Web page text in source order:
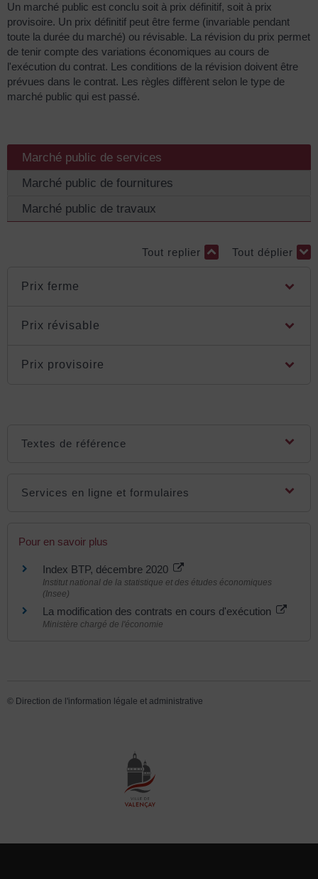
Un marché public est conclu soit à prix définitif, soit à prix
provisoire. Un prix définitif peut être ferme (invariable pendant
toute la durée du marché) ou révisable. La révision du prix permet
de tenir compte des variations économiques au cours de
l'exécution du contrat. Les conditions de la révision doivent être
prévues dans le contrat. Les règles diffèrent selon le type de
marché public qui est passé.
Marché public de services
Marché public de fournitures
Marché public de travaux
Tout replier Tout déplier
Prix ferme
Prix révisable
Prix provisoire
Textes de référence
Services en ligne et formulaires
Pour en savoir plus
Index BTP, décembre 2020
Institut national de la statistique et des études économiques
(Insee)
La modification des contrats en cours d'exécution
Ministère chargé de l'économie
© Direction de l'information légale et administrative